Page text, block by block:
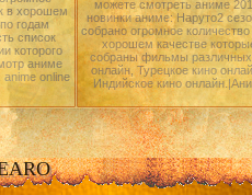
в хорошем
годам
список
которого
аниме
online
можете смотреть аниме
новинки аниме: Наруто2
собрано огромное
хорошем качестве
собраны фильмы различных
онлайн, Турецкое кино
Индийское кино